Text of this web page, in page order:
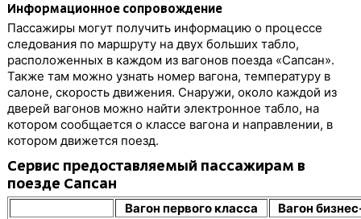
Информационное сопровождение
Пассажиры могут получить информацию о процессе
следования по маршруту на двух больших табло,
расположенных в каждом из вагонов поезда «Сапсан».
Также там можно узнать номер вагона, температуру в
салоне, скорость движения. Снаружи, около каждой из
дверей вагонов можно найти электронное табло, на
котором сообщается о классе вагона и направлении, в
котором движется поезд.
Сервис предоставляемый пассажирам в
поезде Сапсан
Вагон первого класса
Вагон